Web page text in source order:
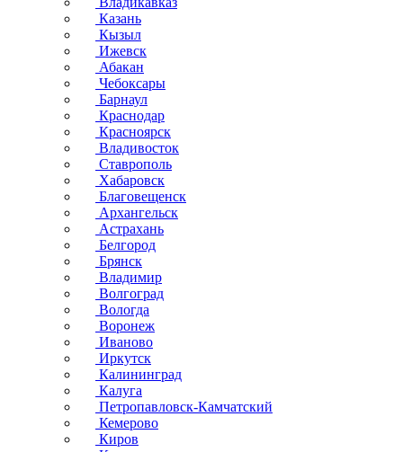
Казань
Кызыл
Ижевск
Абакан
Чебоксары
Барнаул
Краснодар
Красноярск
Владивосток
Ставрополь
Хабаровск
Благовещенск
Архангельск
Астрахань
Белгород
Брянск
Владимир
Волгоград
Вологда
Воронеж
Иваново
Иркутск
Калининград
Калуга
Петропавловск-Камчатский
Кемерово
Киров